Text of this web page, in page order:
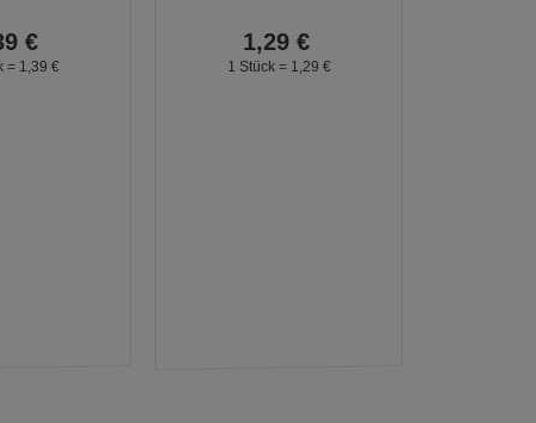
€
= 1, 39 €
1,29 €
1 Stück = 1, 29 €